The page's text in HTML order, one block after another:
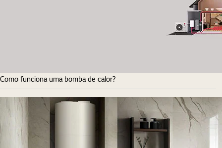
Como funciona uma bomba de calor?